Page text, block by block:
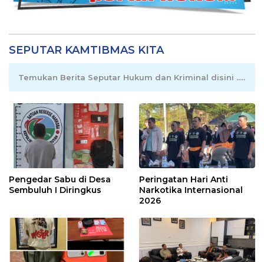
SEPUTAR KAMTIBMAS KITA
Temukan Berita Seputar Hukum dan Kriminal disini .....
Pengedar Sabu di Desa
Sembuluh I Diringkus
Peringatan Hari Anti
Narkotika Internasional
2026